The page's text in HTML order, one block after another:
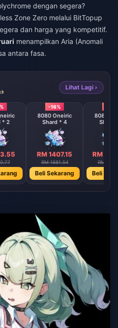
dengan segera?
Zone Zero melalui BitTopup
dan harga yang kompetitif.
menampilkan Aria (Anomali
antara fasa.
Lihat Lagi ›
* 2
-16%
8080 Oneiric
Shard * 4
RM 1407.15
RM 1681.54
Beli Sekarang
8080
Shard
RM
RM
Beli